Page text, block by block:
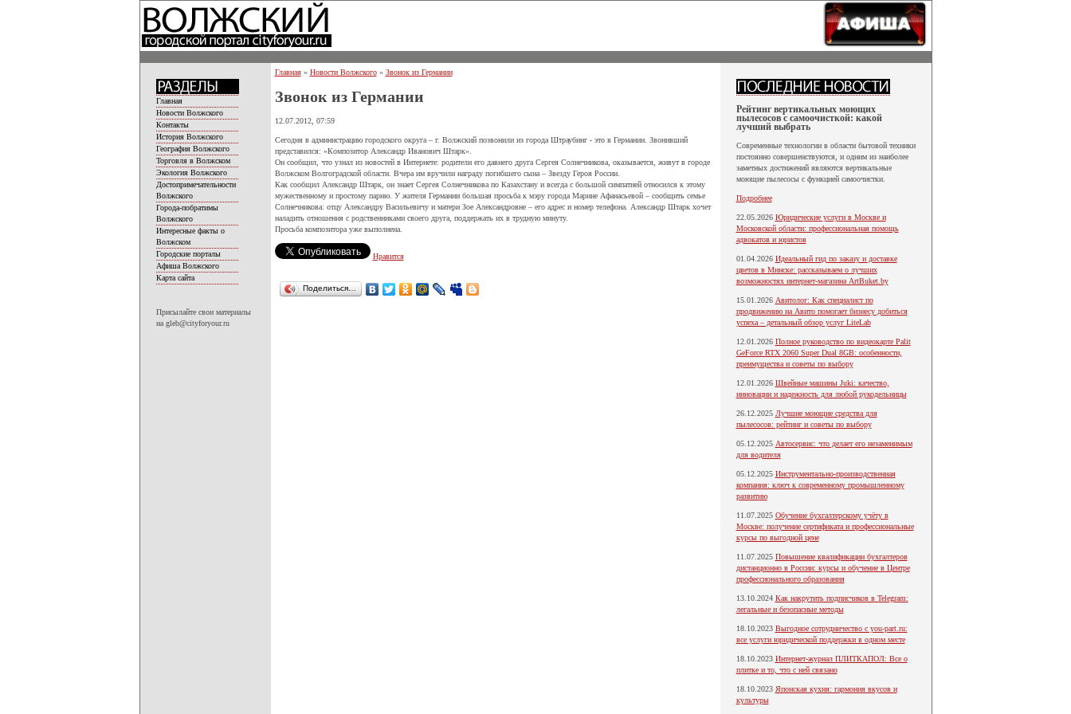
Главная
Новости Волжского
Контакты
История Волжского
География Волжского
Торговля в Волжском
Экология Волжского
Достопримечательности
Волжского
Города-побратимы
Волжского
Интересные факты о
Волжском
Городские порталы
Афиша Волжского
Карта сайта
Присылайте свои материалы
на gleb@cityforyour.ru
Главная» Новости Волжского» Звонок из Германии
Звонок из Германии
12.07.2012, 07:59
Сегодня в администрацию городского округа – г. Волжский позвонили из города Штраубинг - это в Германии. Звонивший
представился: «Композитор Александр Иванович Штарк».
Он сообщил, что узнал из новостей в Интернете: родители его давнего друга Сергея Солнечникова, оказывается, живут в городе
Волжском Волгоградской области. Вчера им вручили награду погибшего сына – Звезду Героя России.
Как сообщил Александр Штарк, он знает Сергея Солнечникова по Казахстану и всегда с большой симпатией относился к этому
мужественному и простому парню. У жителя Германии большая просьба к мэру города Марине Афанасьевой – сообщить семье
Солнечникова: отцу Александру Васильевичу и матери Зое Александровне – его адрес и номер телефона. Александр Штарк хочет
наладить отношения с родственниками своего друга, поддержать их в трудную минуту.
Просьба композитора уже выполнена.
Нравится
Поделиться…
Рейтинг вертикальных моющих
пылесосов с самоочисткой: какой
лучший выбрать
Современные технологии в области бытовой техники
постоянно совершенствуются, и одним из наиболее
заметных достижений являются вертикальные
моющие пылесосы с функцией самоочистки.
Подробнее
22.05.2026 Юридические услуги в Москве и
Московской области: профессиональная помощь
адвокатов и юристов
01.04.2026 Идеальный гид по заказу и доставке
цветов в Минске: рассказываем о лучших
возможностях интернет-магазина ArtBuket.by
15.01.2026 Авитолог: Как специалист по
продвижению на Авито помогает бизнесу добиться
успеха – детальный обзор услуг LiteLab
12.01.2026 Полное руководство по видеокарте Palit
GeForce RTX 2060 Super Dual 8GB: особенности,
преимущества и советы по выбору
12.01.2026 Швейные машины Juki: качество,
инновации и надежность для любой рукодельницы
26.12.2025 Лучшие моющие средства для
пылесосов: рейтинг и советы по выбору
05.12.2025 Автосервис: что делает его незаменимым
для водителя
05.12.2025 Инструментально-производственная
компания: ключ к современному промышленному
развитию
11.07.2025 Обучение бухгалтерскому учёту в
Москве: получение сертификата и профессиональные
курсы по выгодной цене
11.07.2025 Повышение квалификации бухгалтеров
дистанционно в России: курсы и обучение в Центре
профессионального образования
13.10.2024 Как накрутить подписчиков в Telegram:
легальные и безопасные методы
18.10.2023 Выгодное сотрудничество с you-part.ru:
все услуги юридической поддержки в одном месте
18.10.2023 Интернет-журнал ПЛИТКАПОЛ: Все о
плитке и то, что с ней связано
18.10.2023 Японская кухня: гармония вкусов и
культуры